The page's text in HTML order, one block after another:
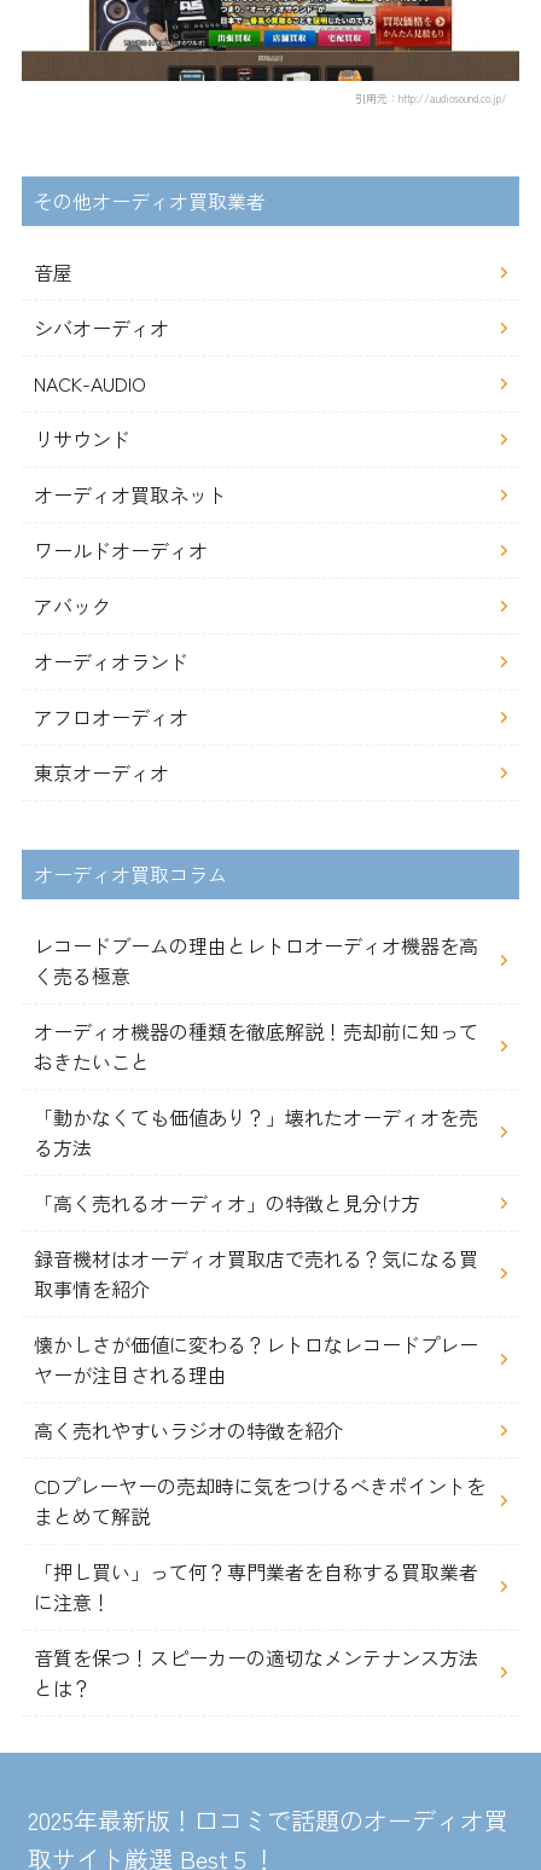
引用元：http://audiosound.co.jp/
その他オーディオ買取業者
音屋
シバオーディオ
NACK-AUDIO
リサウンド
オーディオ買取ネット
ワールドオーディオ
アバック
オーディオランド
アフロオーディオ
東京オーディオ
オーディオ買取コラム
レコードブームの理由とレトロオーディオ機器を高
く売る極意
オーディオ機器の種類を徹底解説！売却前に知って
おきたいこと
「動かなくても価値あり？」壊れたオーディオを売
る方法
「高く売れるオーディオ」の特徴と見分け方
録音機材はオーディオ買取店で売れる？気になる買
取事情を紹介
懐かしさが価値に変わる？レトロなレコードプレー
ヤーが注目される理由
高く売れやすいラジオの特徴を紹介
CDプレーヤーの売却時に気をつけるべきポイントを
まとめて解説
「押し買い」って何？専門業者を自称する買取業者
に注意！
音質を保つ！スピーカーの適切なメンテナンス方法
とは？
2025年最新版！口コミで話題のオーディオ買
取サイト厳選 Best５！